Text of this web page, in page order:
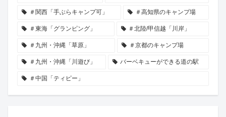
＃関西「手ぶらキャンプ可」 ＃高知県のキャンプ場
＃東海「グランピング」 ＃北陸/甲信越「川岸」
＃九州・沖縄「草原」 ＃京都のキャンプ場
＃九州・沖縄「川遊び」 バーベキューができる道の駅
＃中国「ティピー」